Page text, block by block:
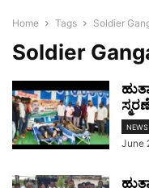
Home Tags Soldier
Soldier
NEWS
June